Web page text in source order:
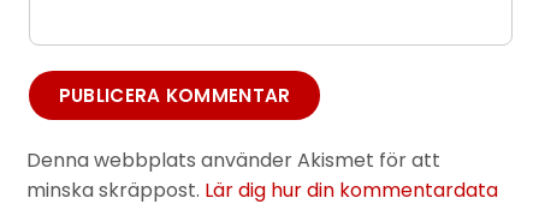
Denna webbplats använder Akismet för att
minska skräppost. Lär dig hur din kommentardata